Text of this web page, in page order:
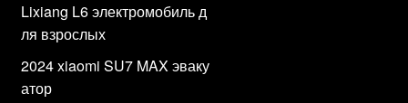
Lixiang L6 электромобиль д
ля взрослых
2024 xiaomi SU7 MAX эваку
атор